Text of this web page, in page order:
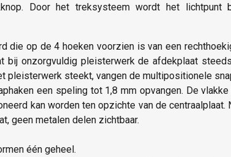
Door het treksysteem wordt het
die op de 4 hoeken voorzien is van een
bij onzorgvuldig pleisterwerk de afdekplaat
pleisterwerk steekt, vangen de multipositionele
een speling tot 1,8 mm opvangen. De
kan worden ten opzichte van de
geen metalen delen zichtbaar.
één geheel.